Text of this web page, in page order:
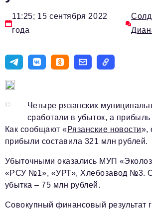
Инфраструктура развития
Технологии и тренды
Импортозамещение
Мероприятия
Авторские материалы
Видео
Информационный отдел
Отдел рекламы
11:25; 15 сентября 2022
года
©
Четыре рязанских
сработали в убыток, а прибыль
Как сообщают «Рязанские новости»,
прибыли составила 321 млн рублей.
Убыточными оказались МУП
«РСУ №1», «УРТ», Хлебозавод №3.
убытка – 75 млн рублей.
Совокупный финансовый результат